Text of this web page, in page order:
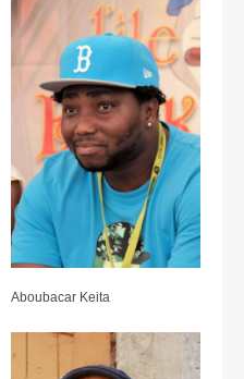
Aboubacar Keita